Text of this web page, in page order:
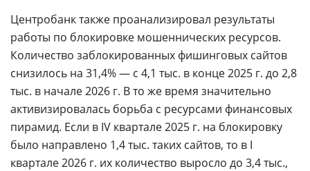
Центробанк также проанализировал результаты
работы по блокировке мошеннических ресурсов.
Количество заблокированных фишинговых сайтов
снизилось на 31,4% — с 4,1 тыс. в конце 2025 г. до 2,8
тыс. в начале 2026 г. В то же время значительно
активизировалась борьба с ресурсами финансовых
пирамид. Если в IV квартале 2025 г. на блокировку
было направлено 1,4 тыс. таких сайтов, то в I
квартале 2026 г. их количество выросло до 3,4 тыс.,